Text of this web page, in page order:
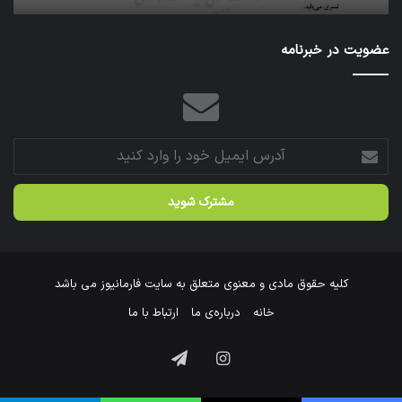
عازم
عالیات
شد.
عضویت در خبرنامه
آدرس
ایمیل
خود
وارد
کلیه حقوق مادی و معنوی متعلق به سایت فارمانیوز می باشد
خانه
درباره‌ی ما ارتباط با ما
اینستاگرام